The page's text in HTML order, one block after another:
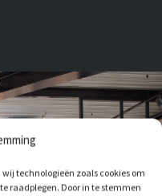
technologieën zoals cookies om
raadplegen. Door in te stemmen